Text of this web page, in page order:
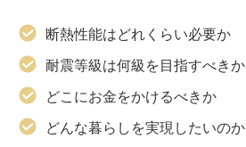
断熱性能はどれくらい必要か
耐震等級は何級を目指すべきか
どこにお金をかけるべきか
どんな暮らしを実現したいのか